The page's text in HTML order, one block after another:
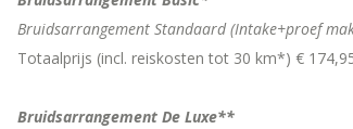
Bruidsarrangement Standaard (Intake+proef
Totaalprijs (incl. reiskosten tot 30 km*) €
Bruidsarrangement De Luxe**